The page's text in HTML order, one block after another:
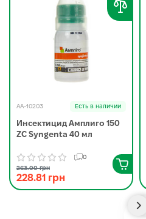
AA-10203 Есть в наличии
Инсектицид Амплиго 150
ZC Syngenta 40 мл
0
263.00 грн
228.81 грн